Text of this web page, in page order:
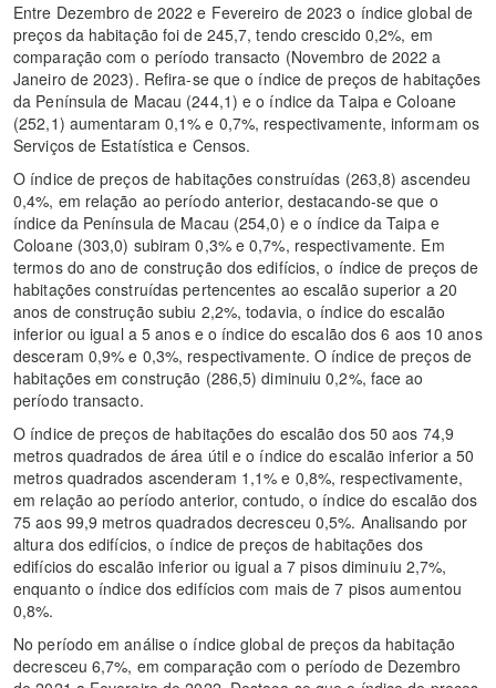
Entre Dezembro de 2022 e Fevereiro de 2023 o índice global de
preços da habitação foi de 245,7, tendo crescido 0,2%, em
comparação com o período transacto (Novembro de 2022 a
Janeiro de 2023). Refira-se que o índice de preços de habitações
da Península de Macau (244,1) e o índice da Taipa e Coloane
(252,1) aumentaram 0,1% e 0,7%, respectivamente, informam os
Serviços de Estatística e Censos.
O índice de preços de habitações construídas (263,8) ascendeu
0,4%, em relação ao período anterior, destacando-se que o
índice da Península de Macau (254,0) e o índice da Taipa e
Coloane (303,0) subiram 0,3% e 0,7%, respectivamente. Em
termos do ano de construção dos edifícios, o índice de preços de
habitações construídas pertencentes ao escalão superior a 20
anos de construção subiu 2,2%, todavia, o índice do escalão
inferior ou igual a 5 anos e o índice do escalão dos 6 aos 10 anos
desceram 0,9% e 0,3%, respectivamente. O índice de preços de
habitações em construção (286,5) diminuiu 0,2%, face ao
período transacto.
O índice de preços de habitações do escalão dos 50 aos 74,9
metros quadrados de área útil e o índice do escalão inferior a 50
metros quadrados ascenderam 1,1% e 0,8%, respectivamente,
em relação ao período anterior, contudo, o índice do escalão dos
75 aos 99,9 metros quadrados decresceu 0,5%. Analisando por
altura dos edifícios, o índice de preços de habitações dos
edifícios do escalão inferior ou igual a 7 pisos diminuiu 2,7%,
enquanto o índice dos edifícios com mais de 7 pisos aumentou
0,8%.
No período em análise o índice global de preços da habitação
decresceu 6,7%, em comparação com o período de Dezembro